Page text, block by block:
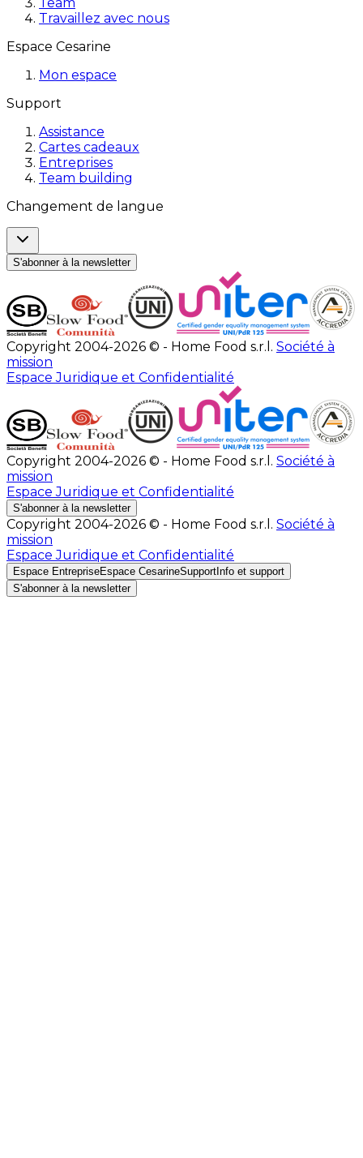
Team
Travaillez avec nous
Espace Cesarine
Mon espace
Support
Assistance
Cartes cadeaux
Entreprises
Team building
Changement de langue
S'abonner à la newsletter
Copyright 2004-2026 © - Home Food s.r.l. Société à
mission
Espace Juridique et Confidentialité
Copyright 2004-2026 © - Home Food s.r.l. Société à
mission
Espace Juridique et Confidentialité
S'abonner à la newsletter
Copyright 2004-2026 © - Home Food s.r.l. Société à
mission
Espace Juridique et Confidentialité
Espace EntrepriseEspace CesarineSupport Info et support
S'abonner à la newsletter